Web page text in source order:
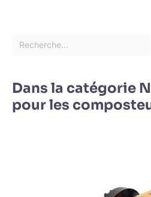
Dans la catégorie
pour les